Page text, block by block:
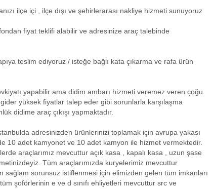
ilçe içi , ilçe dışı ve şehirlerarası nakliye hizmeti sunuyoruz
fiyat teklifi alabilir ve adresinize araç talebinde
teslim ediyoruz / isteğe bağlı kata çıkarma ve rafa ürün
yapabilir ama didim ambarı hizmeti veremez veren çoğu
yüksek fiyatlar talep eder gibi sorunlarla karşılaşma
didime araç çıkışı yapmaktadır.
adresinizden ürünlerinizi toplamak için avrupa yakası
10 adet kamyonet ve 10 adet kamyon ile hizmet vermektedir.
araçlarımız mevcuttur açık kasa , kapalı kasa , uzun şase
Tüm araçlarımızda kuryelerimiz mevcuttur
sağlam sorunsuz istiflenmesi için elimizden gelen tüm imkanları
tüm şoförlerinin e ve d sınıfı ehliyetleri mevcuttur src ve